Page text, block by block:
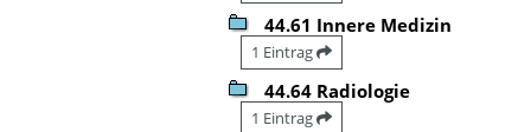
44.61 Innere Medizin
1 Eintrag
44.64 Radiologie
1 Eintrag